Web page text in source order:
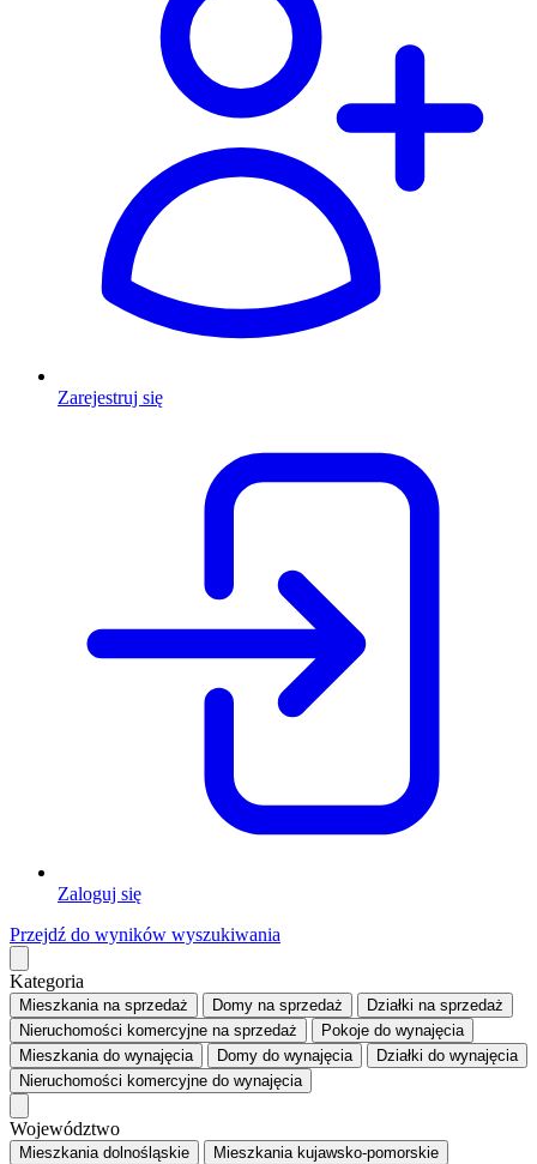
Zarejestruj się
Zaloguj się
Przejdź do wyników wyszukiwania
Kategoria
Mieszkaniana sprzedaż Domy na sprzedaż Działki na sprzedaż
Nieruchomości komercyjne na sprzedaż Pokoje do wynajęcia
Mieszkaniado wynajęcia Domy do wynajęcia Działki do wynajęcia
Nieruchomości komercyjne do wynajęcia
Województwo
Mieszkania dolnośląskie
Mieszkania kujawsko-pomorskie